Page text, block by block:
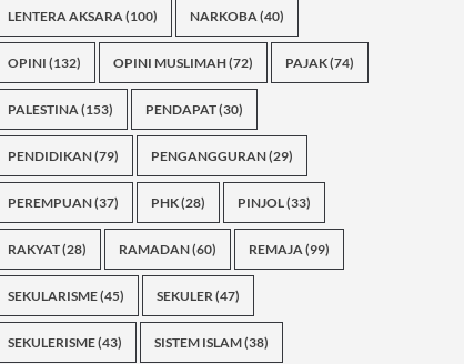
LENTERA AKSARA(100) NARKOBA(40)
OPINI (132) OPINI MUSLIMAH(72) PAJAK(74)
PALESTINA(153) PENDAPAT(30)
PENDIDIKAN(79) PENGANGGURAN(29)
PEREMPUAN(37) PHK(28) PINJOL(33)
RAKYAT(28) RAMADAN(60) REMAJA(99)
SEKULARISME(45) SEKULER(47)
SEKULERISME(43) SISTEM ISLAM(38)